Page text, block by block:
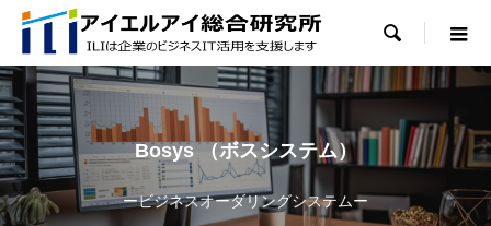

Bosys （ボスシステム）
ービジネスオーダリングシステムー